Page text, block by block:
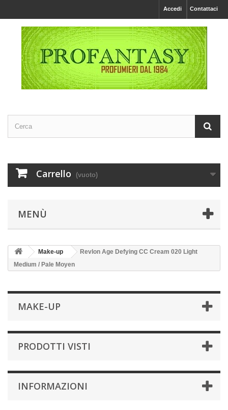
Contattaci
Accedi
Carrello (vuoto)
MENÙ
Make-up
Revlon Age Defying CC Cream 020 Light
Medium / Pale Moyen
MAKE-UP
PRODOTTI VISTI
INFORMAZIONI